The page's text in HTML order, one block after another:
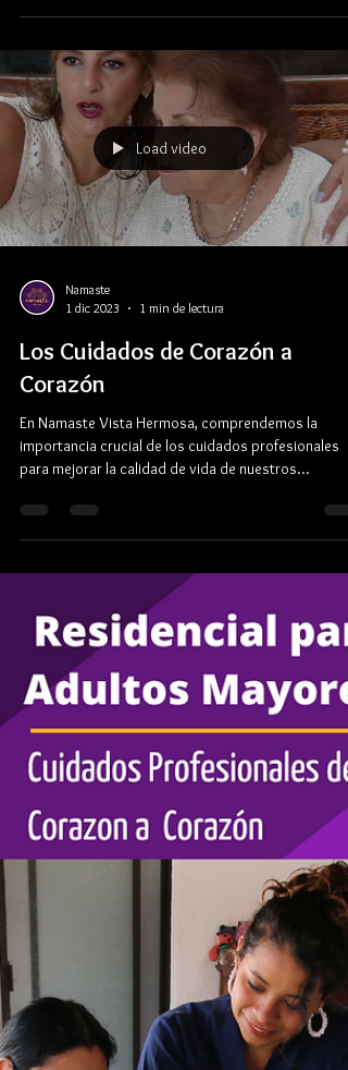
Load video
Namaste
1 dic 2023
1 min de lectura
Los Cuidados de Corazón a
Corazón
En Namaste Vista Hermosa, comprendemos la
importancia crucial de los cuidados profesionales
para mejorar la calidad de vida de nuestros...